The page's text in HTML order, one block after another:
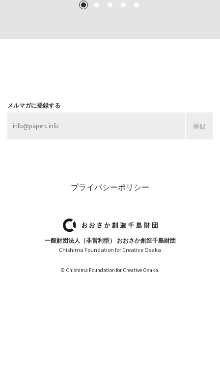
MORE
MORE
1 2 3 4 5
メルマガに登録する
プライバシーポリシー
一般財団法人（非営利型） おおさか創造千島財団
Chishima Foundation for Creative Osaka
© Chishima Foundation for Creative Osaka.